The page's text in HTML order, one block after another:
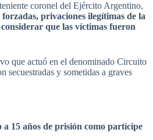
coronel del Ejército Argentino,
privaciones ilegítimas de la
que las víctimas fueron
que actuó en el denominado Circuito
secuestradas y sometidas a graves
15 años de prisión como partícipe